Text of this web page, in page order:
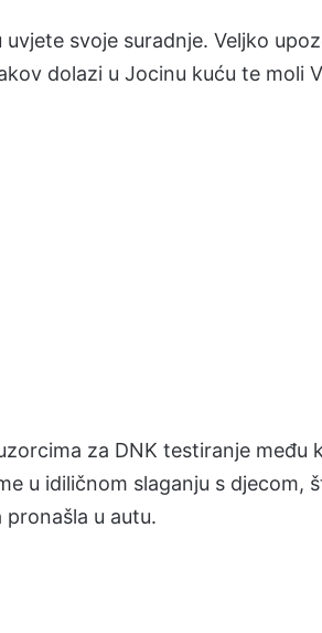
svoje suradnje. Veljko
dolazi u Jocinu kuću te moli
za DNK testiranje među
u idiličnom slaganju s djecom,
u autu.